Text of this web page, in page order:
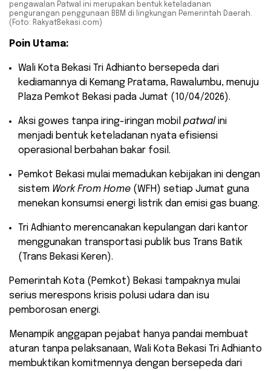
pengawalan Patwal ini merupakan bentuk keteladanan
pengurangan penggunaan BBM di lingkungan Pemerintah Daerah.
(Foto: RakyatBekasi.com)
Poin Utama:
​Wali Kota Bekasi Tri Adhianto bersepeda dari
kediamannya di Kemang Pratama, Rawalumbu, menuju
Plaza Pemkot Bekasi pada Jumat (10/04/2026).
​Aksi gowes tanpa iring-iringan mobil patwal ini
menjadi bentuk keteladanan nyata efisiensi
operasional berbahan bakar fosil.
​Pemkot Bekasi mulai memadukan kebijakan ini dengan
sistem Work From Home (WFH) setiap Jumat guna
menekan konsumsi energi listrik dan emisi gas buang.
​Tri Adhianto merencanakan kepulangan dari kantor
menggunakan transportasi publik bus Trans Batik
(Trans Bekasi Keren).
​Pemerintah Kota (Pemkot) Bekasi tampaknya mulai
serius merespons krisis polusi udara dan isu
pemborosan energi.
Menampik anggapan pejabat hanya pandai membuat
aturan tanpa pelaksanaan, Wali Kota Bekasi Tri Adhianto
membuktikan komitmennya dengan bersepeda dari